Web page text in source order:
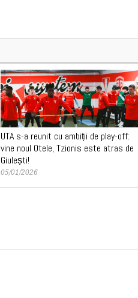
UTA s-a reunit cu ambiții de play-off:
vine noul Otele, Tzionis este atras de
Giulești!
05/01/2026